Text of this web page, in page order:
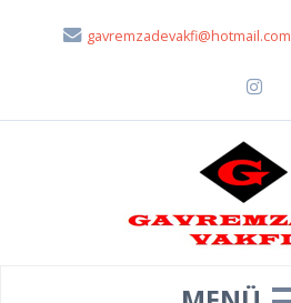
gavremzadevakfi@hotmail.com